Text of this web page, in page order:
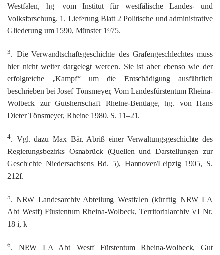
Westfalen, hg. vom Institut für westfälische Landes- und
Volksforschung. 1. Lieferung Blatt 2 Politische und administrative
Gliederung um 1590, Münster 1975.
3. Die Verwandtschaftsgeschichte des Grafengeschlechtes muss
hier nicht weiter dargelegt werden. Sie ist aber ebenso wie der
erfolgreiche „Kampf“ um die Entschädigung ausführlich
beschrieben bei Josef Tönsmeyer, Vom Landesfürstentum Rheina-
Wolbeck zur Gutsherrschaft Rheine-Bentlage, hg. von Hans
Dieter Tönsmeyer, Rheine 1980. S. 11–21.
4. Vgl. dazu Max Bär, Abriß einer Verwaltungsgeschichte des
Regierungsbezirks Osnabrück (Quellen und Darstellungen zur
Geschichte Niedersachsens Bd. 5), Hannover/Leipzig 1905, S.
212f.
5. NRW Landesarchiv Abteilung Westfalen (künftig NRW LA
Abt Westf) Fürstentum Rheina-Wolbeck, Territorialarchiv VI Nr.
18 i, k.
6. NRW LA Abt Westf Fürstentum Rheina-Wolbeck, Gut